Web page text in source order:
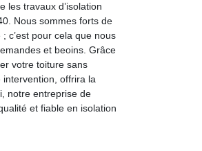
les travaux d’isolation
Nous sommes forts de
c’est pour cela que nous
et beoins. Grâce
votre toiture sans
offrira la
notre entreprise de
et fiable en isolation